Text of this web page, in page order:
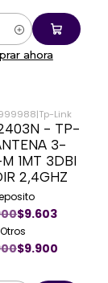
ahora
|Tp-Link
- TP-
3-
1MT 3DBI
2,4GHZ
$9.603
Otros
$9.900